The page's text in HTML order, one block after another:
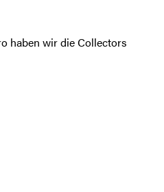
haben wir die Collectors